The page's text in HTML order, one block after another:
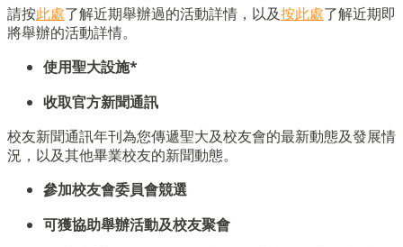
請按此處了解近期舉辦過的活動詳情，以及按此處了解近期即
將舉辦的活動詳情。
使用聖大設施*
收取官方新聞通訊
校友新聞通訊年刊為您傳遞聖大及校友會的最新動態及發展情
況，以及其他畢業校友的新聞動態。
參加校友會委員會競選
可獲協助舉辦活動及校友聚會